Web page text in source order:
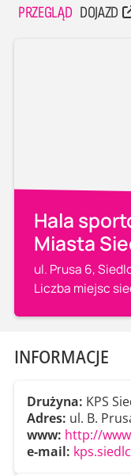
PRZEGLĄD DOJAZD
Hala
Miasta
ul. Prusa 6,
Liczba miejsc
INFORMACJE
Drużyna: KPS
Adres: ul. B.
www: http://
e-mail: